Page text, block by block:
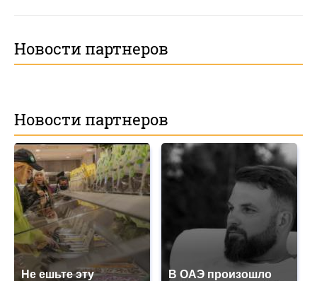
Новости партнеров
Новости партнеров
Не ешьте эту
В ОАЭ произошло